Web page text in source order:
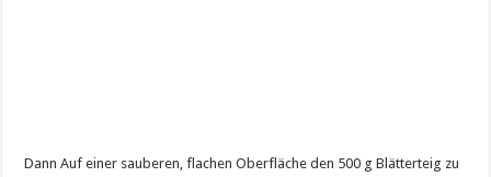
Dann Auf einer sauberen, flachen Oberfläche den 500 g Blätterteig zu